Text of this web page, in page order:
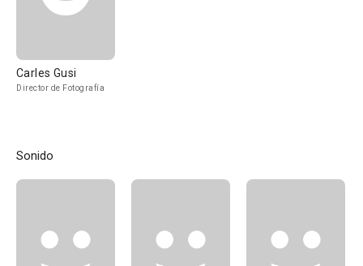
Carles Gusi
Director de Fotografía
Sonido